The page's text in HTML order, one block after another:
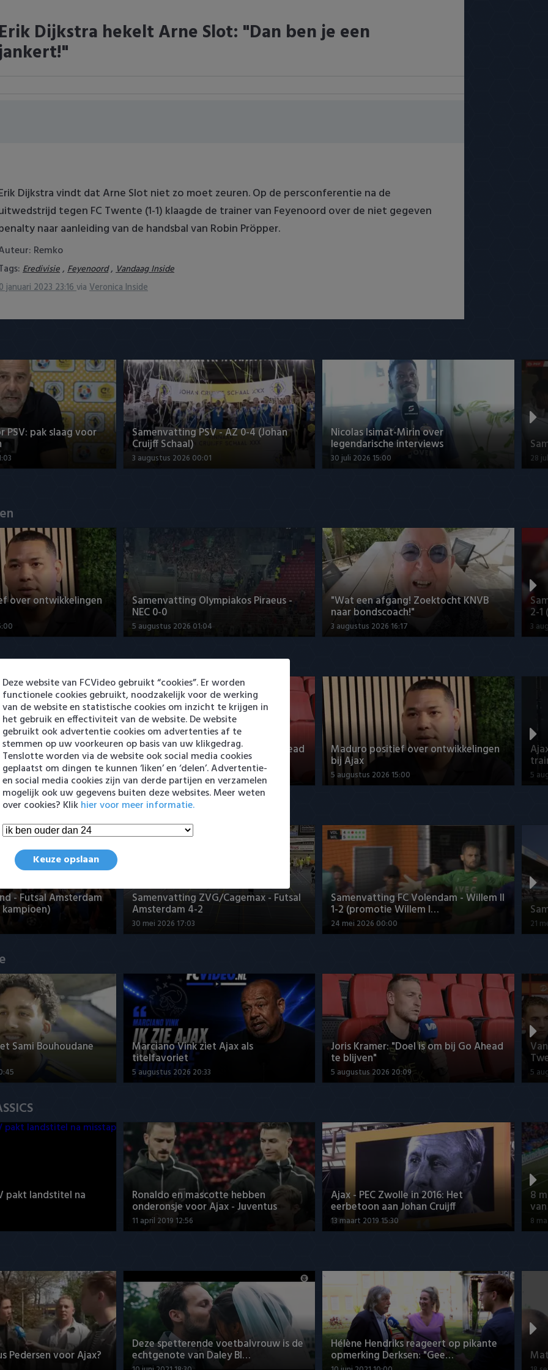
Erik Dijkstra hekelt Arne Slot: "Dan ben je een
Dijkstra vindt dat Arne Slot niet zo moet zeuren. Op de persconferentie na de
tegen FC Twente (1-1) klaagde de trainer van Feyenoord over de niet gegeven
naar aanleiding van de handsbal van Robin Pröpper.
Remko
Eredivisie, Feyenoord, Vandaag Inside
januari 2023 23:16via Veronica Inside
PSV: pak slaag voor Samenvatting PSV - AZ 0-4 (Johan
Cruijff Schaal)
3 augustus 2026 00:01
Nicolas Isimat-Mirin over
legendarische interviews
30 juli 2026 15:00 28
over ontwikkelingen Samenvatting Olympiakos Piraeus -
NEC 0-0
5 augustus 2026 01:04
"Wat een afgang! Zoektocht KNVB
naar bondscoach!"
3 augustus 2026 16:17
2-1
3
Sami Bouhoudane Joris Kramer: "Doel is om bij Go Ahead
te blijven"
5 augustus 2026 20:09
Maduro positief over ontwikkelingen
bij Ajax
5 augustus 2026 15:00 5
Eredivisie
- Futsal Amsterdam Samenvatting ZVG/Cagemax - Futsal
Amsterdam 4-2
30 mei 2026 17:03
Samenvatting FC Volendam - Willem II
1-2 (promotie Willem I…
24 mei 2026 00:00 21
Sami Bouhoudane Marciano Vink ziet Ajax als
titelfavoriet
5 augustus 2026 20:33
Joris Kramer: "Doel is om bij Go Ahead
te blijven"
5 augustus 2026 20:09 5
pakt landstitel na Ronaldo en mascotte hebben
onderonsje voor Ajax - Juventus
11 april 2019 12:56
Ajax - PEC Zwolle in 2016: Het
eerbetoon aan Johan Cruijff
13 maart 2019 15:30
8
8
Pedersen voor Ajax?
Deze spetterende voetbalvrouw is de
echtgenote van Daley Bl…
Hélène Hendriks reageert op pikante
opmerking Derksen: "Gee…
Deze website van FCVideo gebruikt “cookies”. Er worden
functionele cookies gebruikt, noodzakelijk voor de werking
van de website en statistische cookies om inzicht te krijgen in
het gebruik en effectiviteit van de website. De website
gebruikt ook advertentie cookies om advertenties af te
stemmen op uw voorkeuren op basis van uw klikgedrag.
Tenslotte worden via de website ook social media cookies
geplaatst om dingen te kunnen ‘liken’ en ‘delen’. Advertentie-
en social media cookies zijn van derde partijen en verzamelen
mogelijk ook uw gegevens buiten deze websites. Meer weten
over cookies? Klikhier voor meer informatie.
Keuze opslaan